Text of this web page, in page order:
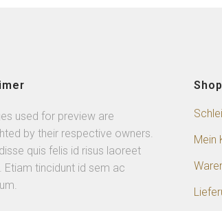
used for preview are
by their respective owners.
quis felis id risus laoreet
Etiam tincidunt id sem ac
Mein